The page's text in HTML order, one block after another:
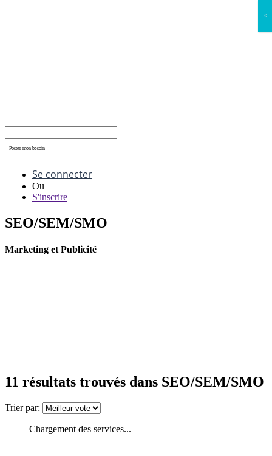
Poster mon besoin
Se connecter
Ou
S'inscrire
SEO/SEM/SMO
Marketing et Publicité
11 résultats trouvés dans SEO/SEM/SMO
Trier par:
Chargement des services...
×